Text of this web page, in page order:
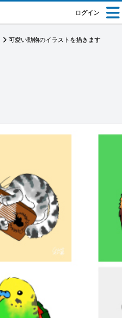
ログイン
可愛い動物のイラストを描きます